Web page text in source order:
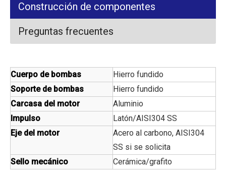
Construcción de componentes
Preguntas frecuentes
Cuerpo de bombas
Hierro fundido
Soporte de bombas
Hierro fundido
Carcasa del motor
Aluminio
Impulso
Latón/AISI304 SS
Eje del motor
Acero al carbono, AISI304
SS si se solicita
Sello mecánico
Cerámica/grafito